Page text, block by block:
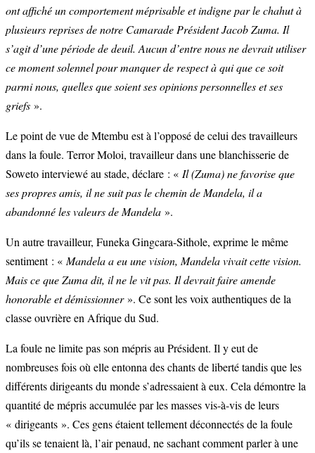
ont affiché un comportement méprisable et indigne par le chahut à
plusieurs reprises de notre Camarade Président Jacob Zuma. Il
s’agit d’une période de deuil. Aucun d’entre nous ne devrait utiliser
ce moment solennel pour manquer de respect à qui que ce soit
parmi nous, quelles que soient ses opinions personnelles et ses
griefs ».
Le point de vue de Mtembu est à l’opposé de celui des travailleurs
dans la foule. Terror Moloi, travailleur dans une blanchisserie de
Soweto interviewé au stade, déclare : « Il (Zuma) ne favorise que
ses propres amis, il ne suit pas le chemin de Mandela, il a
abandonné les valeurs de Mandela ».
Un autre travailleur, Funeka Gingcara-Sithole, exprime le même
sentiment : « Mandela a eu une vision, Mandela vivait cette vision.
Mais ce que Zuma dit, il ne le vit pas. Il devrait faire amende
honorable et démissionner». Ce sont les voix authentiques de la
classe ouvrière en Afrique du Sud.
La foule ne limite pas son mépris au Président. Il y eut de
nombreuses fois où elle entonna des chants de liberté tandis que les
différents dirigeants du monde s’adressaient à eux. Cela démontre la
quantité de mépris accumulée par les masses vis-à-vis de leurs
« dirigeants ». Ces gens étaient tellement déconnectés de la foule
qu’ils se tenaient là, l’air penaud, ne sachant comment parler à une